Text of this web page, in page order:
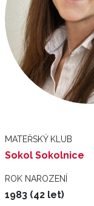
MATEŘSKÝ KLUB
Sokol Sokolnice
ROK NAROZENÍ
1983 (42 let)